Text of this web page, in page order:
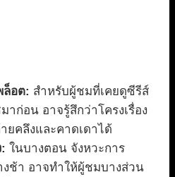
อต: สำหรับผู้ชมที่เคยดูซีรีส์
าก่อน อาจรู้สึกว่าโครงเรื่อง
ยคลึงและคาดเดาได้
ในบางตอน จังหวะการ
งช้า อาจทำให้ผู้ชมบางส่วน